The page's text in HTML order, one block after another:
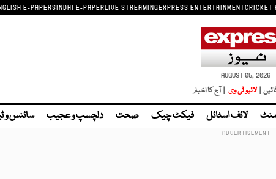
E-PAPERSINDHI E-PAPERLIVE STREAMINGEXPRESS ENTERTAINMENTCRICKET
AUGUST 05, 2026
| لائیو ٹی وی | آج کا اخبار
لائف اسٹائل فیکٹ چیک صحت دلچسپ و عجیب سائنس و